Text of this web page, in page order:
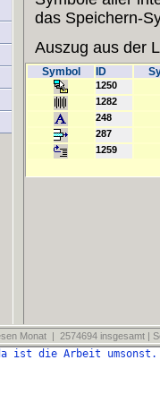
das Speichern-
Auszug aus der
Symbol ID
1250
1282
248
287
1259
Monat | 2574694 insgesamt |
ist die Arbeit umsonst.